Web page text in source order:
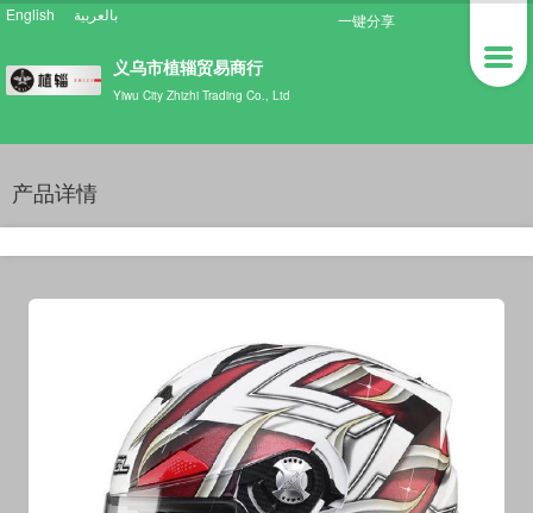
English 一键分享
义乌市植辎贸易商行
Yiwu City Zhizhi Trading Co., Ltd
产品详情